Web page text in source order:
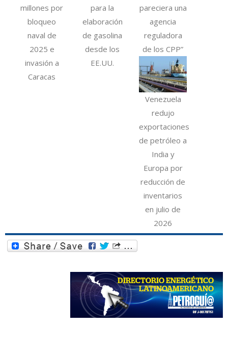
millones por
bloqueo
naval de
2025 e
invasión a
Caracas
para la
elaboración
de gasolina
desde los
EE.UU.
pareciera una
agencia
reguladora
de los CPP”
Venezuela
redujo
exportaciones
de petróleo a
India y
Europa por
reducción de
inventarios
en julio de
2026